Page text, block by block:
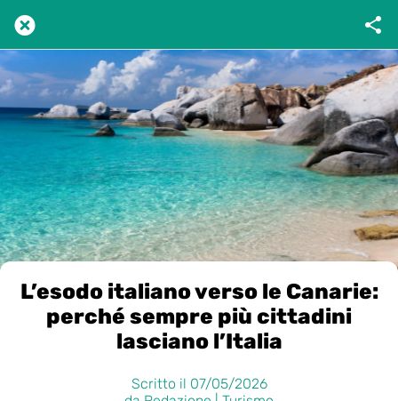
L’esodo italiano verso le Canarie:
perché sempre più cittadini
lasciano l’Italia
Scritto il 07/05/2026